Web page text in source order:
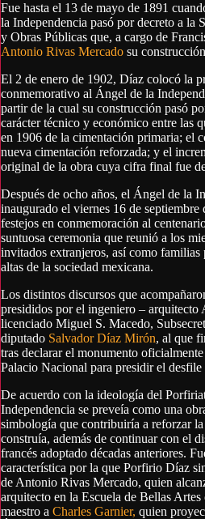
Fue hasta el 13 de mayo de 1891
la Independencia pasó por decreto a la
y Obras Públicas que, a cargo de
Antonio Rivas Mercado su
El 2 de enero de 1902, Díaz colocó la
conmemorativo al Ángel de la
partir de la cual su construcción pasó
carácter técnico y económico entre las
en 1906 de la cimentación primaria; el
nueva cimentación reforzada; y el
original de la obra cuya cifra final fue
Después de ocho años, el Ángel de la
inaugurado el viernes 16 de septiembre
festejos en conmemoración al
suntuosa ceremonia que reunió a los
invitados extranjeros, así como familias
altas de la sociedad mexicana.
Los distintos discursos que
presididos por el ingeniero –
licenciado Miguel S. Macedo,
diputado Salvador Díaz Mirón, al que
tras declarar el monumento
Palacio Nacional para presidir el desfile
De acuerdo con la ideología del
Independencia se preveía como una
simbología que contribuiría a reforzar
construía, además de continuar con el
francés adoptado décadas anteriores.
característica por la que Porfirio Díaz
de Antonio Rivas Mercado, quien
arquitecto en la Escuela de Bellas
maestro a Charles Garnier, quien